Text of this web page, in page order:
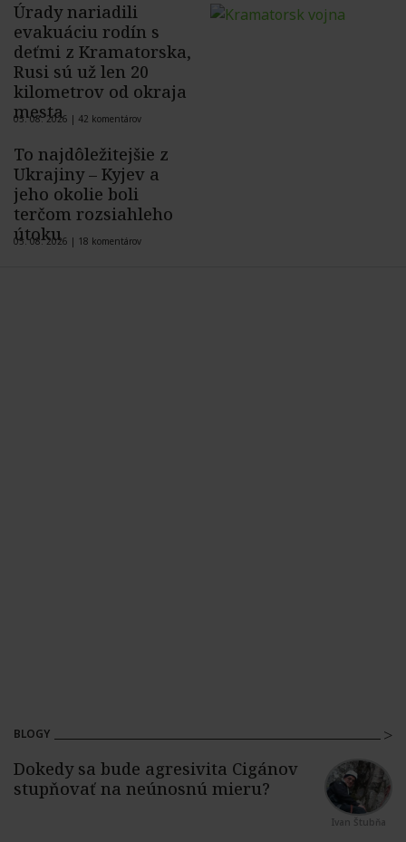
Úrady nariadili
evakuáciu rodín s
deťmi z Kramatorska,
Rusi sú už len 20
kilometrov od okraja
mesta
05. 08. 2026 | 42 komentárov
To najdôležitejšie z
Ukrajiny – Kyjev a
jeho okolie boli
terčom rozsiahleho
útoku
05. 08. 2026 | 18 komentárov
BLOGY
Ivan Štubňa